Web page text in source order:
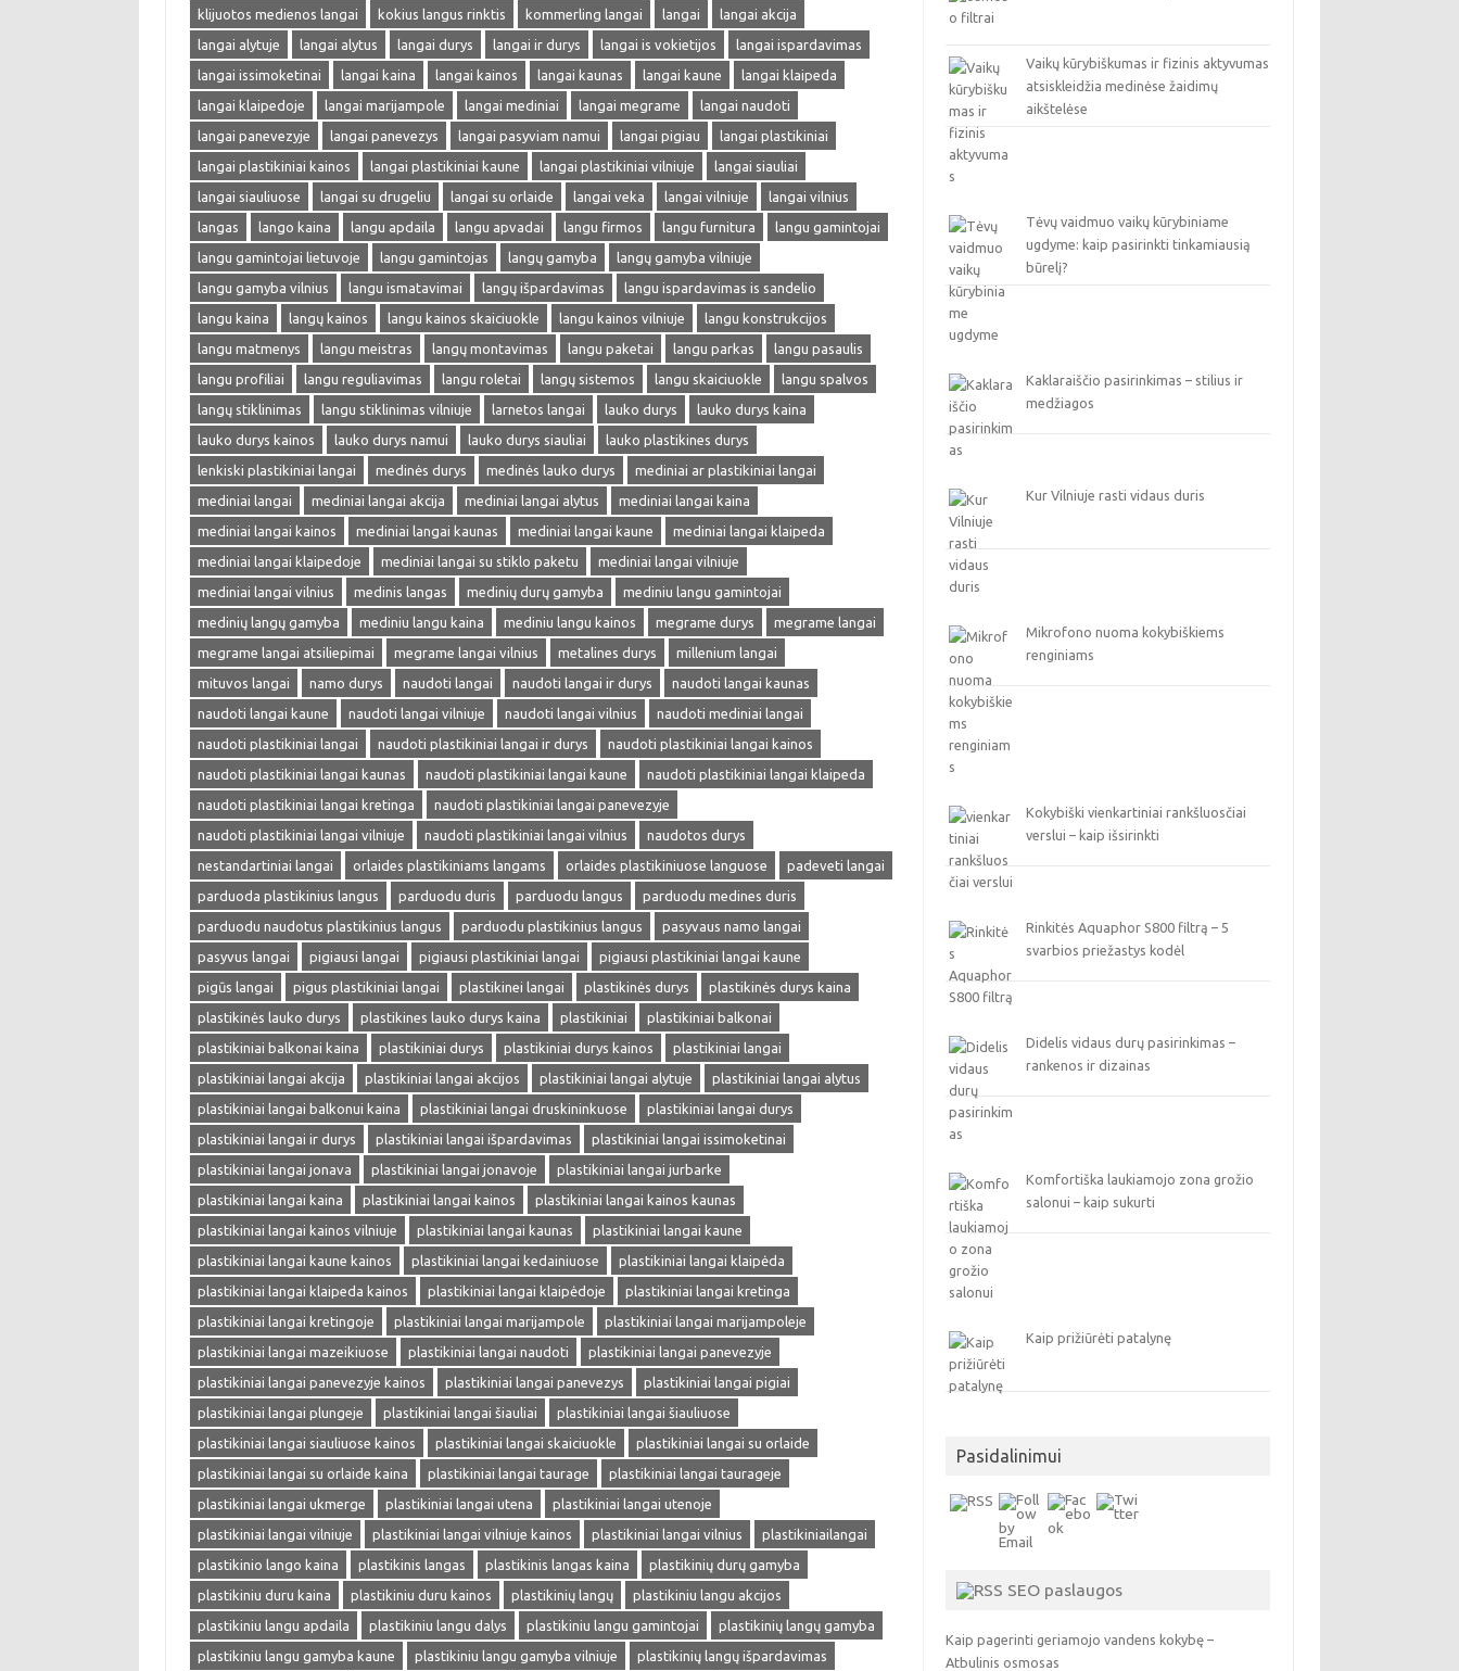
klijuotos medienos langai
kokius langus rinktis kommerling langai langai
langai akcija
langai alytuje
langai alytus langai durys langai ir durys langai is vokietijos
langai ispardavimas
langai issimoketinai
langai kaina langai kainos langai kaunas langai kaune
langai klaipeda
langai klaipedoje
langai marijampole langai mediniai langai megrame
langai naudoti
langai panevezyje
langai panevezys langai pasyviam namui langai pigiau
langai plastikiniai
langai plastikiniai kainos
langai plastikiniai kaune langai plastikiniai vilniuje
langai siauliai
langai siauliuose
langai su drugeliu langai su orlaide langai veka langai vilniuje
langai vilnius
langas
lango kaina langu apdaila langu apvadai langu firmos langu furnitura
langu gamintojai
langu gamintojai lietuvoje
langu gamintojas langų gamyba
langų gamyba vilniuje
langu gamyba vilnius
langu ismatavimai langų išpardavimas
langu ispardavimas is sandelio
langu kaina
langų kainos langu kainos skaiciuokle langu kainos vilniuje
langu konstrukcijos
langu matmenys
langu meistras langų montavimas langu paketai langu parkas
langu pasaulis
langu profiliai
langu reguliavimas langu roletai langų sistemos langu skaiciuokle
langu spalvos
langų stiklinimas
langu stiklinimas vilniuje larnetos langai lauko durys
lauko durys kaina
lauko durys kainos
lauko durys namui lauko durys siauliai
lauko plastikines durys
lenkiski plastikiniai langai
medinės durys medinės lauko durys
mediniai ar plastikiniai langai
mediniai langai
mediniai langai akcija mediniai langai alytus
mediniai langai kaina
mediniai langai kainos
mediniai langai kaunas mediniai langai kaune
mediniai langai klaipeda
mediniai langai klaipedoje
mediniai langai su stiklo paketu
mediniai langai vilniuje
mediniai langai vilnius
medinis langas medinių durų gamyba
mediniu langu gamintojai
medinių langų gamyba
mediniu langu kaina mediniu langu kainos megrame durys
megrame langai
megrame langai atsiliepimai
megrame langai vilnius metalines durys
millenium langai
mituvos langai
namo durys naudoti langai naudoti langai ir durys
naudoti langai kaunas
naudoti langai kaune
naudoti langai vilniuje naudoti langai vilnius
naudoti mediniai langai
naudoti plastikiniai langai
naudoti plastikiniai langai ir durys
naudoti plastikiniai langai kainos
naudoti plastikiniai langai kaunas
naudoti plastikiniai langai kaune
naudoti plastikiniai langai klaipeda
naudoti plastikiniai langai kretinga
naudoti plastikiniai langai panevezyje
naudoti plastikiniai langai vilniuje
naudoti plastikiniai langai vilnius
naudotos durys
nestandartiniai langai
orlaides plastikiniams langams orlaides plastikiniuose languose
padeveti langai
parduoda plastikinius langus
parduodu duris parduodu langus
parduodu medines duris
parduodu naudotus plastikinius langus
parduodu plastikinius langus
pasyvaus namo langai
pasyvus langai
pigiausi langai pigiausi plastikiniai langai
pigiausi plastikiniai langai kaune
pigūs langai
pigus plastikiniai langai plastikinei langai plastikinės durys
plastikinės durys kaina
plastikinės lauko durys
plastikines lauko durys kaina plastikiniai
plastikiniai balkonai
plastikiniai balkonai kaina
plastikiniai durys plastikiniai durys kainos
plastikiniai langai
plastikiniai langai akcija
plastikiniai langai akcijos plastikiniai langai alytuje
plastikiniai langai alytus
plastikiniai langai balkonui kaina
plastikiniai langai druskininkuose
plastikiniai langai durys
plastikiniai langai ir durys
plastikiniai langai išpardavimas
plastikiniai langai issimoketinai
plastikiniai langai jonava
plastikiniai langai jonavoje
plastikiniai langai jurbarke
plastikiniai langai kaina
plastikiniai langai kainos
plastikiniai langai kainos kaunas
plastikiniai langai kainos vilniuje
plastikiniai langai kaunas
plastikiniai langai kaune
plastikiniai langai kaune kainos
plastikiniai langai kedainiuose
plastikiniai langai klaipėda
plastikiniai langai klaipeda kainos
plastikiniai langai klaipėdoje
plastikiniai langai kretinga
plastikiniai langai kretingoje
plastikiniai langai marijampole
plastikiniai langai marijampoleje
plastikiniai langai mazeikiuose
plastikiniai langai naudoti
plastikiniai langai panevezyje
plastikiniai langai panevezyje kainos
plastikiniai langai panevezys
plastikiniai langai pigiai
plastikiniai langai plungeje
plastikiniai langai šiauliai
plastikiniai langai šiauliuose
plastikiniai langai siauliuose kainos
plastikiniai langai skaiciuokle
plastikiniai langai su orlaide
plastikiniai langai su orlaide kaina
plastikiniai langai taurage
plastikiniai langai taurageje
plastikiniai langai ukmerge
plastikiniai langai utena
plastikiniai langai utenoje
plastikiniai langai vilniuje
plastikiniai langai vilniuje kainos plastikiniai langai vilnius
plastikiniailangai
plastikinio lango kaina
plastikinis langas plastikinis langas kaina
plastikinių durų gamyba
plastikiniu duru kaina
plastikiniu duru kainos plastikinių langų
plastikiniu langu akcijos
plastikiniu langu apdaila
plastikiniu langu dalys plastikiniu langu gamintojai
plastikinių langų gamyba
plastikiniu langu gamyba kaune
plastikiniu langu gamyba vilniuje
plastikinių langų išpardavimas
Vaikų kūrybiškumas ir fizinis aktyvumas
atsiskleidžia medinėse žaidimų
aikštelėse
Tėvų vaidmuo vaikų kūrybiniame
ugdyme: kaip pasirinkti tinkamiausią
būrelį?
Kaklaraiščio pasirinkimas – stilius ir
medžiagos
Kur Vilniuje rasti vidaus duris
Mikrofono nuoma kokybiškiems
renginiams
Kokybiški vienkartiniai rankšluosčiai
verslui – kaip išsirinkti
Rinkitės Aquaphor S800 filtrą – 5
svarbios priežastys kodėl
Didelis vidaus durų pasirinkimas –
rankenos ir dizainas
Komfortiška laukiamojo zona grožio
salonui – kaip sukurti
Kaip prižiūrėti patalynę
Pasidalinimui
SEO paslaugos
Kaip pagerinti geriamojo vandens kokybę –
Atbulinis osmosas